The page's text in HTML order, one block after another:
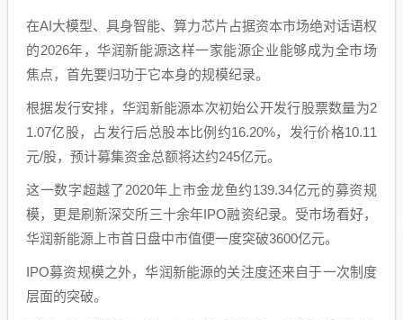
在AI大模型、具身智能、算力芯片占据资本市场绝对话语权
的2026年，华润新能源这样一家能源企业能够成为全市场
焦点，首先要归功于它本身的规模纪录。
根据发行安排，华润新能源本次初始公开发行股票数量为2
1.07亿股，占发行后总股本比例约16.20%，发行价格10.11
元/股，预计募集资金总额将达约245亿元。
这一数字超越了2020年上市金龙鱼约139.34亿元的募资规
模，更是刷新深交所三十余年IPO融资纪录。受市场看好，
华润新能源上市首日盘中市值便一度突破3600亿元。
IPO募资规模之外，华润新能源的关注度还来自于一次制度
层面的突破。